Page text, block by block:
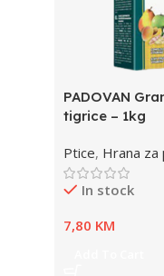
PADOVAN
tigrice – 1kg
Ptice, Hrana za
In stock
7,80 KM